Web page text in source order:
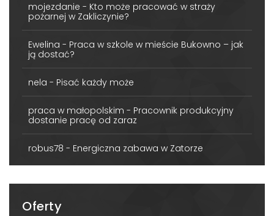
mojezdanie - Kto może pracować w straży
pożarnej w Zakliczynie?
Ewelina - Praca w szkole w mieście Bukowno – jak
ją dostać?
nela - Pisać każdy może
praca w małopolskim - Pracownik produkcyjny
dostanie pracę od zaraz
robus78 - Energiczna zabawa w Zatorze
Oferty